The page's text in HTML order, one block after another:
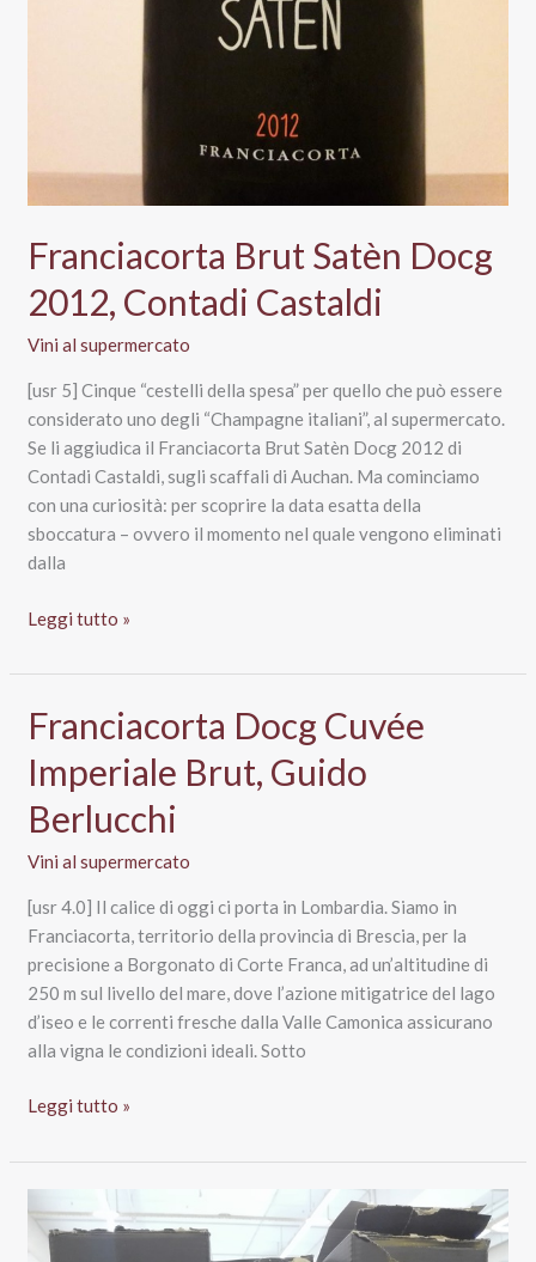
Franciacorta Brut Satèn Docg
2012, Contadi Castaldi
Vini al supermercato
[usr 5] Cinque “cestelli della spesa” per quello che può essere
considerato uno degli “Champagne italiani”, al supermercato.
Se li aggiudica il Franciacorta Brut Satèn Docg 2012 di
Contadi Castaldi, sugli scaffali di Auchan. Ma cominciamo
con una curiosità: per scoprire la data esatta della
sboccatura – ovvero il momento nel quale vengono eliminati
dalla
Franciacorta
Satèn
2012,
Contadi
Castaldi
Leggi tutto »
Franciacorta Docg Cuvée
Imperiale Brut, Guido
Berlucchi
Vini al supermercato
[usr 4.0] Il calice di oggi ci porta in Lombardia. Siamo in
Franciacorta, territorio della provincia di Brescia, per la
precisione a Borgonato di Corte Franca, ad un’altitudine di
250 m sul livello del mare, dove l’azione mitigatrice del lago
d’iseo e le correnti fresche dalla Valle Camonica assicurano
alla vigna le condizioni ideali. Sotto
Franciacorta
Cuvée
Imperiale
Brut,
Guido
Leggi tutto »